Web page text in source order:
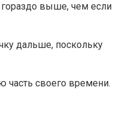
гораздо выше, чем если
дальше, поскольку
часть своего времени.